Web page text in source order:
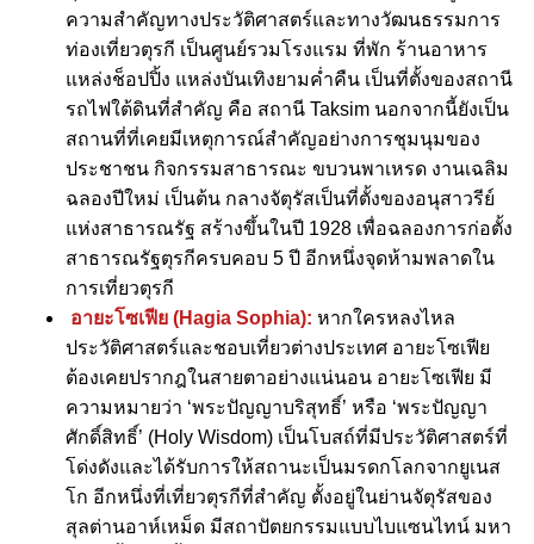
ความสำคัญทางประวัติศาสตร์และทางวัฒนธรรมการ
ท่องเที่ยวตุรกี เป็นศูนย์รวมโรงแรม ที่พัก ร้านอาหาร
แหล่งช็อปปิ้ง แหล่งบันเทิงยามค่ำคืน เป็นที่ตั้งของสถานี
รถไฟใต้ดินที่สำคัญ คือ สถานี Taksim นอกจากนี้ยังเป็น
สถานที่ที่เคยมีเหตุการณ์สำคัญอย่างการชุมนุมของ
ประชาชน กิจกรรมสาธารณะ ขบวนพาเหรด งานเฉลิม
ฉลองปีใหม่ เป็นต้น กลางจัตุรัสเป็นที่ตั้งของอนุสาวรีย์
แห่งสาธารณรัฐ สร้างขึ้นในปี 1928 เพื่อฉลองการก่อตั้ง
สาธารณรัฐตุรกีครบคอบ 5 ปี อีกหนึ่งจุดห้ามพลาดใน
การเที่ยวตุรกี
อายะโซเฟีย (Hagia Sophia): หากใครหลงไหล
ประวัติศาสตร์และชอบเที่ยวต่างประเทศ อายะโซเฟีย
ต้องเคยปรากฎในสายตาอย่างแน่นอน อายะโซเฟีย มี
ความหมายว่า ‘พระปัญญาบริสุทธิ์’ หรือ ‘พระปัญญา
ศักดิ์สิทธิ์’ (Holy Wisdom) เป็นโบสถ์ที่มีประวัติศาสตร์ที่
โด่งดังและได้รับการให้สถานะเป็นมรดกโลกจากยูเนส
โก อีกหนึ่งที่เที่ยวตุรกีที่สำคัญ ตั้งอยู่ในย่านจัตุรัสของ
สุลต่านอาห์เหม็ด มีสถาปัตยกรรมแบบไบแซนไทน์ มหา